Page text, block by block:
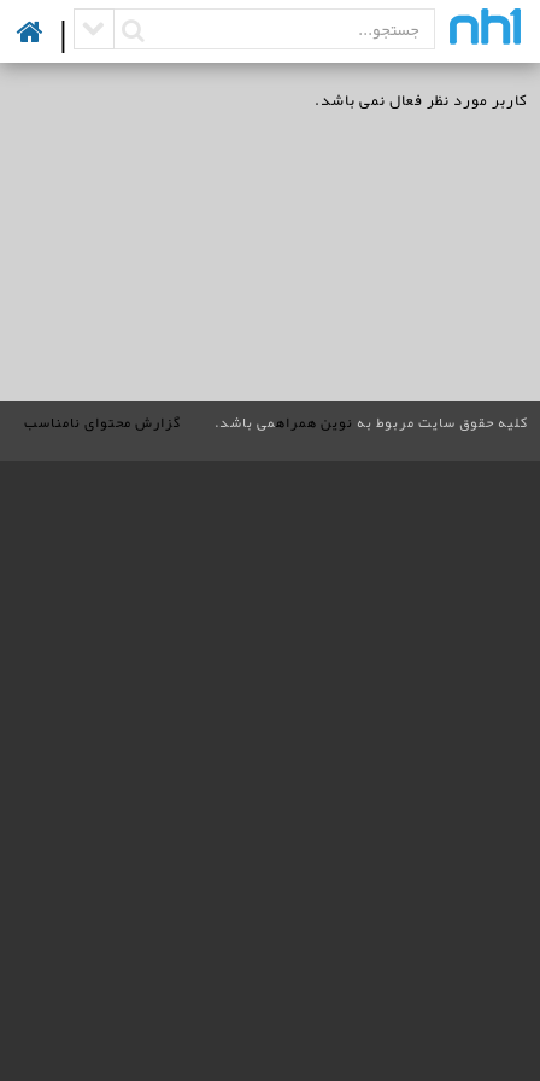
|
کاربر مورد نظر فعال نمی باشد.
کلیه حقوق سایت مربوط به نوین همراهمی باشد. گزارش محتوای نامناسب